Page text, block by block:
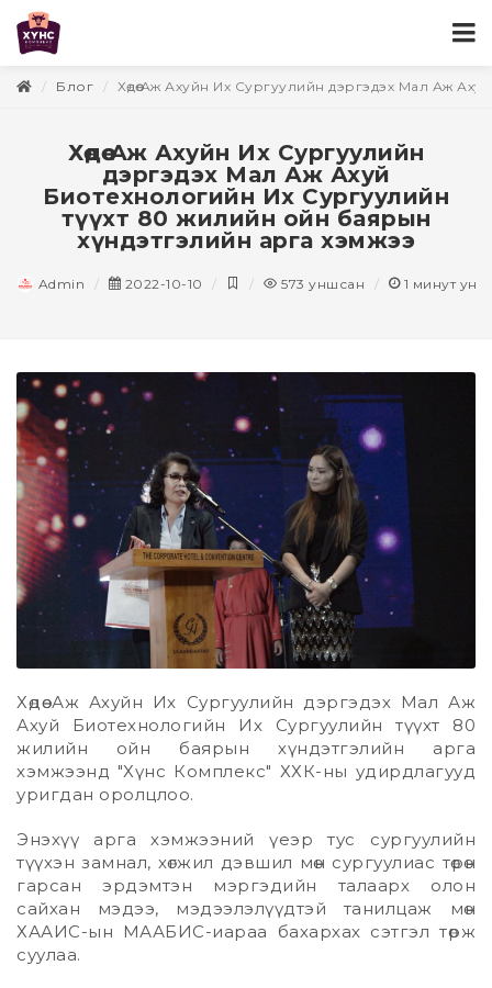
Блог Хөдөө Аж Ахуйн Их Сургуулийн дэргэдэх Мал Аж
Хөдөө Аж Ахуйн Их Сургуулийн
дэргэдэх Мал Аж Ахуй
Биотeхнологийн Их Сургуулийн
түүхт 80 жилийн ойн баярын
хүндэтгэлийн арга хэмжээ
Admin 2022-10-10 573 уншсан 1 минут
Хөдөө Аж Ахуйн Их Сургуулийн дэргэдэх Мал Аж
Ахуй Биотeхнологийн Их Сургуулийн түүхт 80
жилийн ойн баярын хүндэтгэлийн арга
хэмжээнд "Хүнс Комплeкс" ХХК-ны удирдлагууд
уригдан оролцлоо.
Энэхүү арга хэмжээний үeэр тус сургуулийн
түүхэн замнал, хөгжил дэвшил мөн сургуулиас төрөн
гарсан эрдэмтэн мэргэдийн талаарх олон
сайхан мэдээ, мэдээлэлүүдтэй танилцаж мөн
ХААИС-ын МААБИС-иараа бахархах сэтгэл төрж
суулаа.